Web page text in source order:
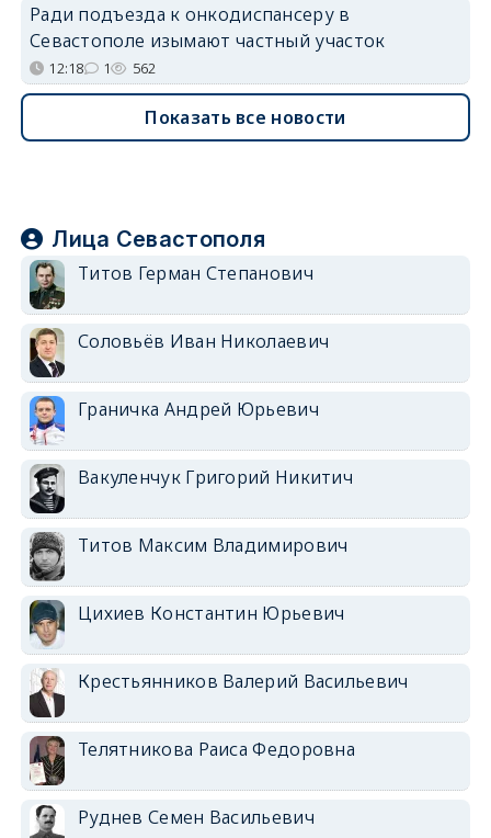
Ради подъезда к онкодиспансеру в
Севастополе изымают частный участок
12:18 1 562
Показать все новости
Лица Севастополя
Титов Герман Степанович
Соловьёв Иван Николаевич
Граничка Андрей Юрьевич
Вакуленчук Григорий Никитич
Титов Максим Владимирович
Цихиев Константин Юрьевич
Крестьянников Валерий Васильевич
Телятникова Раиса Федоровна
Руднев Семен Васильевич